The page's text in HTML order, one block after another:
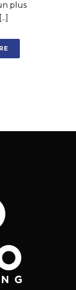
plus